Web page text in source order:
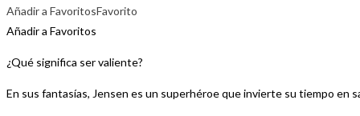
Añadir a FavoritosFavorito
Añadir a Favoritos
¿Qué significa ser valiente?
En sus fantasías, Jensen es un superhéroe que invierte su tiempo en